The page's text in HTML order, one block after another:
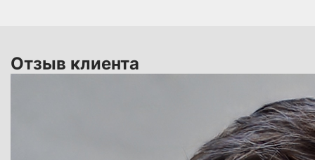
Отзыв клиента